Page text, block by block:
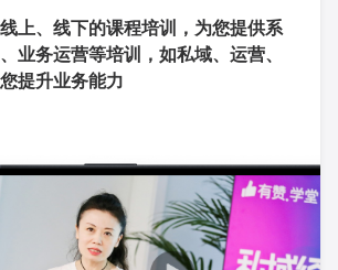
上、线下的课程培训，为您提供系
业务运营等培训，如私域、运营、
提升业务能力